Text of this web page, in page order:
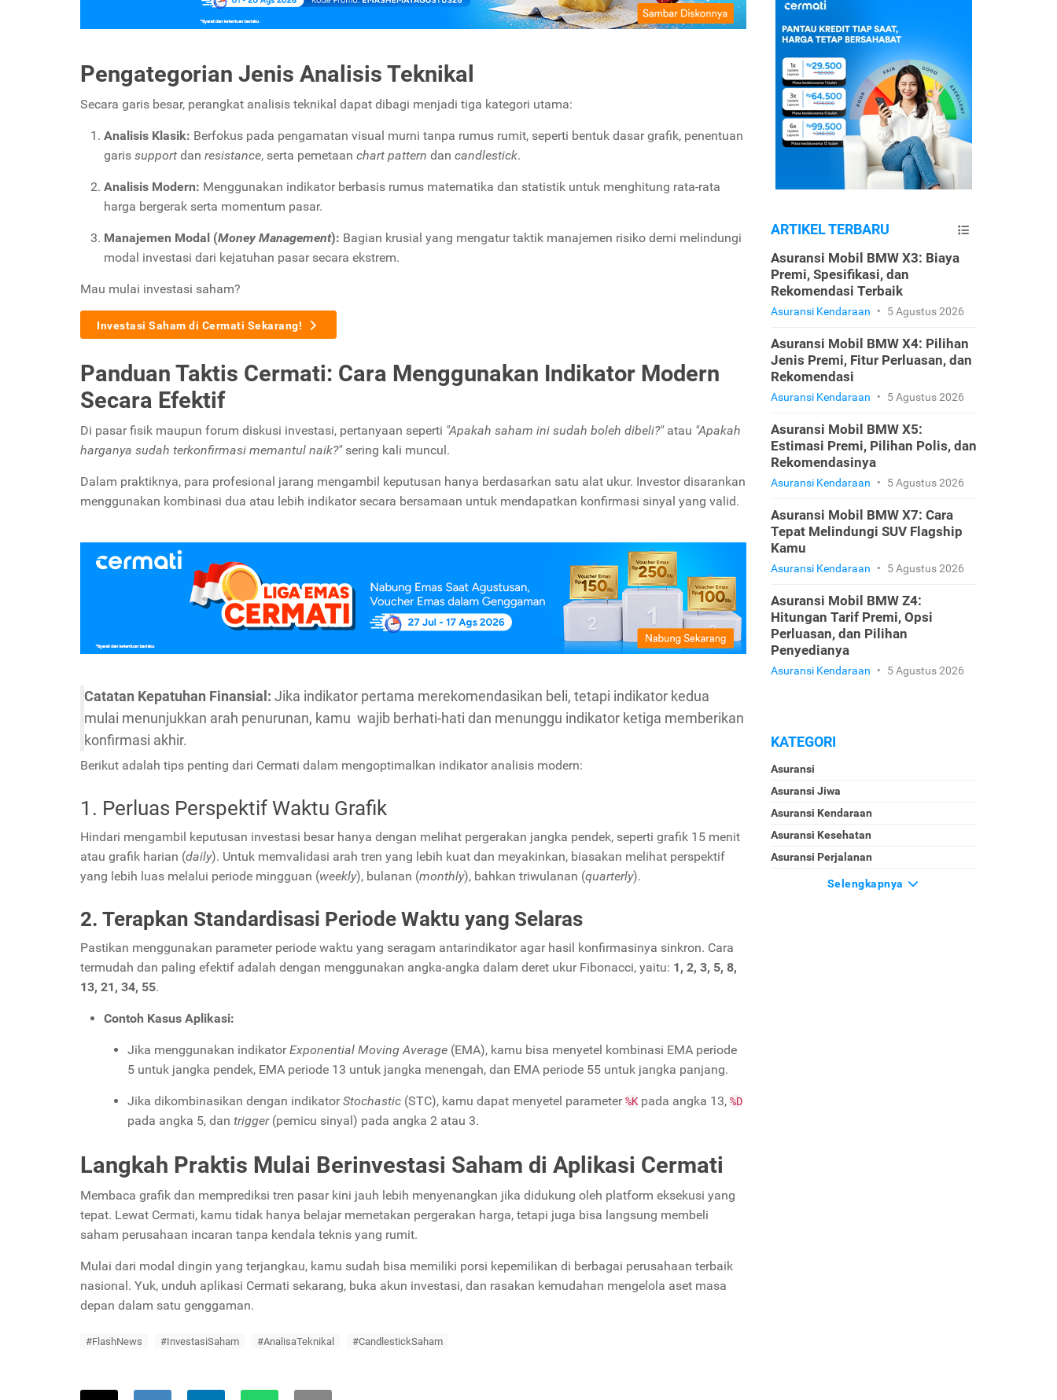
Pengategorian Jenis Analisis Teknikal
Secara garis besar, perangkat analisis teknikal dapat dibagi menjadi tiga kategori utama:
Analisis Klasik: Berfokus pada pengamatan visual murni tanpa rumus rumit, seperti bentuk dasar grafik, penentuan
garis support dan resistance, serta pemetaan chart pattern dan candlestick.
Analisis Modern: Menggunakan indikator berbasis rumus matematika dan statistik untuk menghitung rata-rata
harga bergerak serta momentum pasar.
Manajemen Modal (Money Management): Bagian krusial yang mengatur taktik manajemen risiko demi melindungi
modal investasi dari kejatuhan pasar secara ekstrem.
Mau mulai investasi saham?
Investasi Saham di Cermati Sekarang!
Panduan Taktis Cermati: Cara Menggunakan Indikator Modern
Secara Efektif
Di pasar fisik maupun forum diskusi investasi, pertanyaan seperti "Apakah saham ini sudah boleh dibeli?"atau "Apakah
harganya sudah terkonfirmasi memantul naik?"sering kali muncul.
Dalam praktiknya, para profesional jarang mengambil keputusan hanya berdasarkan satu alat ukur. Investor disarankan
menggunakan kombinasi dua atau lebih indikator secara bersamaan untuk mendapatkan konfirmasi sinyal yang valid.
Catatan Kepatuhan Finansial: Jika indikator pertama merekomendasikan beli, tetapi indikator kedua
mulai menunjukkan arah penurunan, kamu wajib berhati-hati dan menunggu indikator ketiga memberikan
konfirmasi akhir.
Berikut adalah tips penting dari Cermati dalam mengoptimalkan indikator analisis modern:
1. Perluas Perspektif Waktu Grafik
Hindari mengambil keputusan investasi besar hanya dengan melihat pergerakan jangka pendek, seperti grafik 15 menit
atau grafik harian (daily). Untuk memvalidasi arah tren yang lebih kuat dan meyakinkan, biasakan melihat perspektif
yang lebih luas melalui periode mingguan (weekly), bulanan (monthly), bahkan triwulanan (quarterly).
2. Terapkan Standardisasi Periode Waktu yang Selaras
Pastikan menggunakan parameter periode waktu yang seragam antarindikator agar hasil konfirmasinya sinkron. Cara
termudah dan paling efektif adalah dengan menggunakan angka-angka dalam deret ukur Fibonacci, yaitu: 1, 2, 3, 5, 8,
13, 21, 34, 55.
Contoh Kasus Aplikasi:
Jika menggunakan indikatorExponential Moving Average (EMA), kamu bisa menyetel kombinasi EMA periode
5 untuk jangka pendek, EMA periode 13 untuk jangka menengah, dan EMA periode 55 untuk jangka panjang.
Jika dikombinasikan dengan indikatorStochastic (STC), kamu dapat menyetel parameter%K pada angka 13, %D
pada angka 5, dan trigger(pemicu sinyal) pada angka 2 atau 3.
Langkah Praktis Mulai Berinvestasi Saham di Aplikasi Cermati
Membaca grafik dan memprediksi tren pasar kini jauh lebih menyenangkan jika didukung oleh platform eksekusi yang
tepat. Lewat Cermati, kamu tidak hanya belajar memetakan pergerakan harga, tetapi juga bisa langsung membeli
saham perusahaan incaran tanpa kendala teknis yang rumit.
Mulai dari modal dingin yang terjangkau, kamu sudah bisa memiliki porsi kepemilikan di berbagai perusahaan terbaik
nasional. Yuk, unduh aplikasi Cermati sekarang, buka akun investasi, dan rasakan kemudahan mengelola aset masa
depan dalam satu genggaman.
#FlashNews #InvestasiSaham #AnalisaTeknikal #CandlestickSaham
ARTIKEL TERBARU
Asuransi Mobil BMW X3: Biaya
Premi, Spesifikasi, dan
Rekomendasi Terbaik
Asuransi Kendaraan • 5 Agustus 2026
Asuransi Mobil BMW X4: Pilihan
Jenis Premi, Fitur Perluasan, dan
Rekomendasi
Asuransi Kendaraan • 5 Agustus 2026
Asuransi Mobil BMW X5:
Estimasi Premi, Pilihan Polis, dan
Rekomendasinya
Asuransi Kendaraan • 5 Agustus 2026
Asuransi Mobil BMW X7: Cara
Tepat Melindungi SUV Flagship
Kamu
Asuransi Kendaraan • 5 Agustus 2026
Asuransi Mobil BMW Z4:
Hitungan Tarif Premi, Opsi
Perluasan, dan Pilihan
Penyedianya
Asuransi Kendaraan • 5 Agustus 2026
KATEGORI
Asuransi
Asuransi Jiwa
Asuransi Kendaraan
Asuransi Kesehatan
Asuransi Perjalanan
Selengkapnya